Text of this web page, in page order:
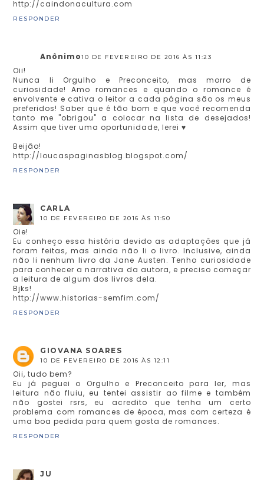
http://caindonacultura.com
RESPONDER
Anônimo10 DE FEVEREIRO DE 2016 ÀS 11:23
Oii!
Nunca li Orgulho e Preconceito, mas morro de
curiosidade! Amo romances e quando o romance é
envolvente e cativa o leitor a cada página são os meus
preferidos! Saber que é tão bom e que você recomenda
tanto me "obrigou" a colocar na lista de desejados!
Assim que tiver uma oportunidade, lerei ♥
Beijão!
http://loucaspaginasblog.blogspot.com/
RESPONDER
CARLA
10 DE FEVEREIRO DE 2016 ÀS 11:50
Oie!
Eu conheço essa história devido as adaptações que já
foram feitas, mas ainda não li o livro. Inclusive, ainda
não li nenhum livro da Jane Austen. Tenho curiosidade
para conhecer a narrativa da autora, e preciso começar
a leitura de algum dos livros dela.
Bjks!
http://www.historias-semfim.com/
RESPONDER
GIOVANA SOARES
10 DE FEVEREIRO DE 2016 ÀS 12:11
Oii, tudo bem?
Eu já peguei o Orgulho e Preconceito para ler, mas
leitura não fluiu, eu tentei assistir ao filme e também
não gostei rsrs, eu acredito que tenha um certo
problema com romances de época, mas com certeza é
uma boa pedida para quem gosta de romances.
RESPONDER
JU